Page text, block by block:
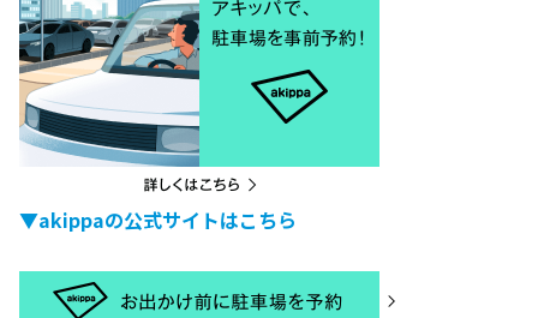
▼akippaの公式サイトはこちら